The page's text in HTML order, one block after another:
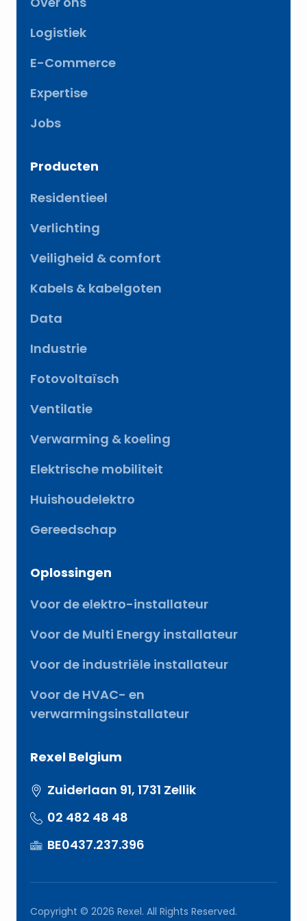
Logistiek
E-Commerce
Expertise
Jobs
Producten
Residentieel
Verlichting
Veiligheid & comfort
Kabels & kabelgoten
Data
Industrie
Fotovoltaïsch
Ventilatie
Verwarming & koeling
Elektrische mobiliteit
Huishoudelektro
Gereedschap
Oplossingen
Voor de elektro-installateur
Voor de Multi Energy installateur
Voor de industriële installateur
Voor de HVAC- en
verwarmingsinstallateur
Rexel Belgium
Zuiderlaan 91, 1731 Zellik
02 482 48 48
BE0437.237.396
Copyright © 2026 Rexel. All Rights Reserved.